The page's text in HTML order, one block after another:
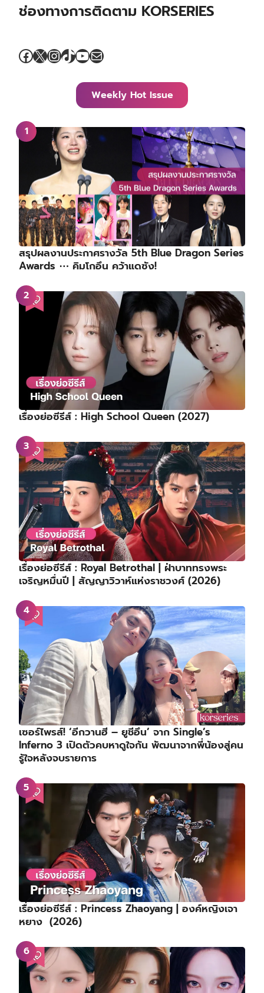
ช่องทางการติดตาม KORSERIES
Facebook
X Instagram
TikTok
YouTube
Mail
Weekly Hot Issue
สรุปผลงานประกาศรางวัล 5th Blue Dragon Series
Awards ⋯ คิมโกอึน คว้าแดซัง!
เรื่องย่อซีรีส์ : High School Queen (2027)
เรื่องย่อซีรีส์ : Royal Betrothal | ฝ่าบาททรงพระ
เจริญหมื่นปี | สัญญาวิวาห์แห่งราชวงศ์ (2026)
เซอร์ไพรส์! ‘อีกวานฮี – ยูชีอึน’ จาก Single’s
Inferno 3 เปิดตัวคบหาดูใจกัน พัฒนาจากพี่น้องสู่คน
รู้ใจหลังจบรายการ
เรื่องย่อซีรีส์ : Princess Zhaoyang | องค์หญิงเจา
หยาง (2026)